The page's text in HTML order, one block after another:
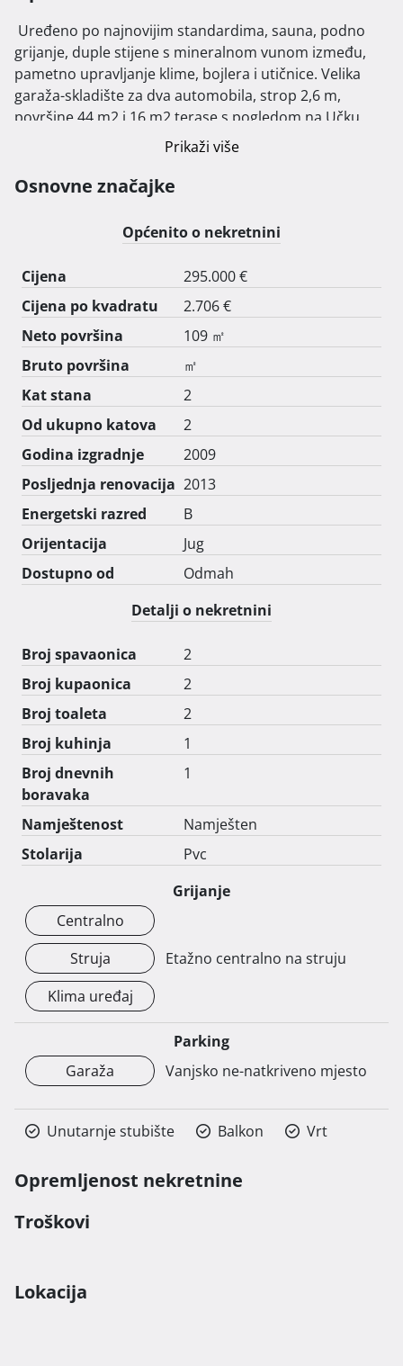
grijanje, duple stijene s mineralnom vunom između,
pametno upravljanje klime, bojlera i utičnice. Velika
garaža-skladište za dva automobila, strop 2,6 m,
površine 44 m2 i 16 m2 terase s pogledom na Učku.
Prikaži više
Osnovne značajke
Općenito o nekretnini
Cijena
295.000 €
Cijena po kvadratu
2.706 €
Neto površina
109 ㎡
Bruto površina
㎡
Kat stana
2
Od ukupno katova
2
Godina izgradnje
2009
Posljednja renovacija 2013
Energetski razred
B
Orijentacija
Jug
Dostupno od
Odmah
Detalji o nekretnini
Broj spavaonica
2
Broj kupaonica
2
Broj toaleta
2
Broj kuhinja
1
Broj dnevnih
boravaka
1
Namještenost
Namješten
Stolarija
Pvc
Grijanje
Centralno
Struja
Klima uređaj
Etažno centralno na struju
Parking
Garaža
Vanjsko ne-natkriveno mjesto
Unutarnje stubište Balkon Vrt
Opremljenost nekretnine
Troškovi
Lokacija